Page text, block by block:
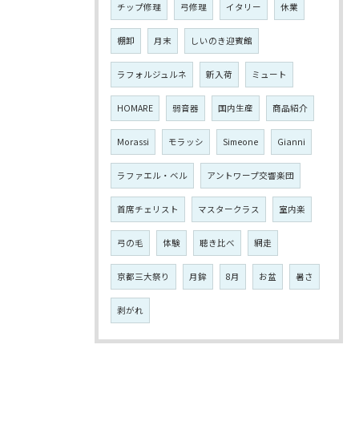
チップ修理 弓修理 イタリー 休業
棚卸 月末 しいのき迎賓館
ラフォルジュルネ 新入荷 ミュート
HOMARE 弱音器 国内生産 商品紹介
Morassi モラッシ Simeone Gianni
ラファエル・ベル アントワープ交響楽団
首席チェリスト マスタークラス 室内楽
弓の毛 体験 聴き比べ 網走
京都三大祭り 月鉾 8月 お盆 暑さ
剥がれ